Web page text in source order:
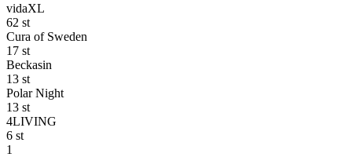
vidaXL
62 st
Cura of Sweden
17 st
Beckasin
13 st
Polar Night
13 st
4LIVING
6 st
1